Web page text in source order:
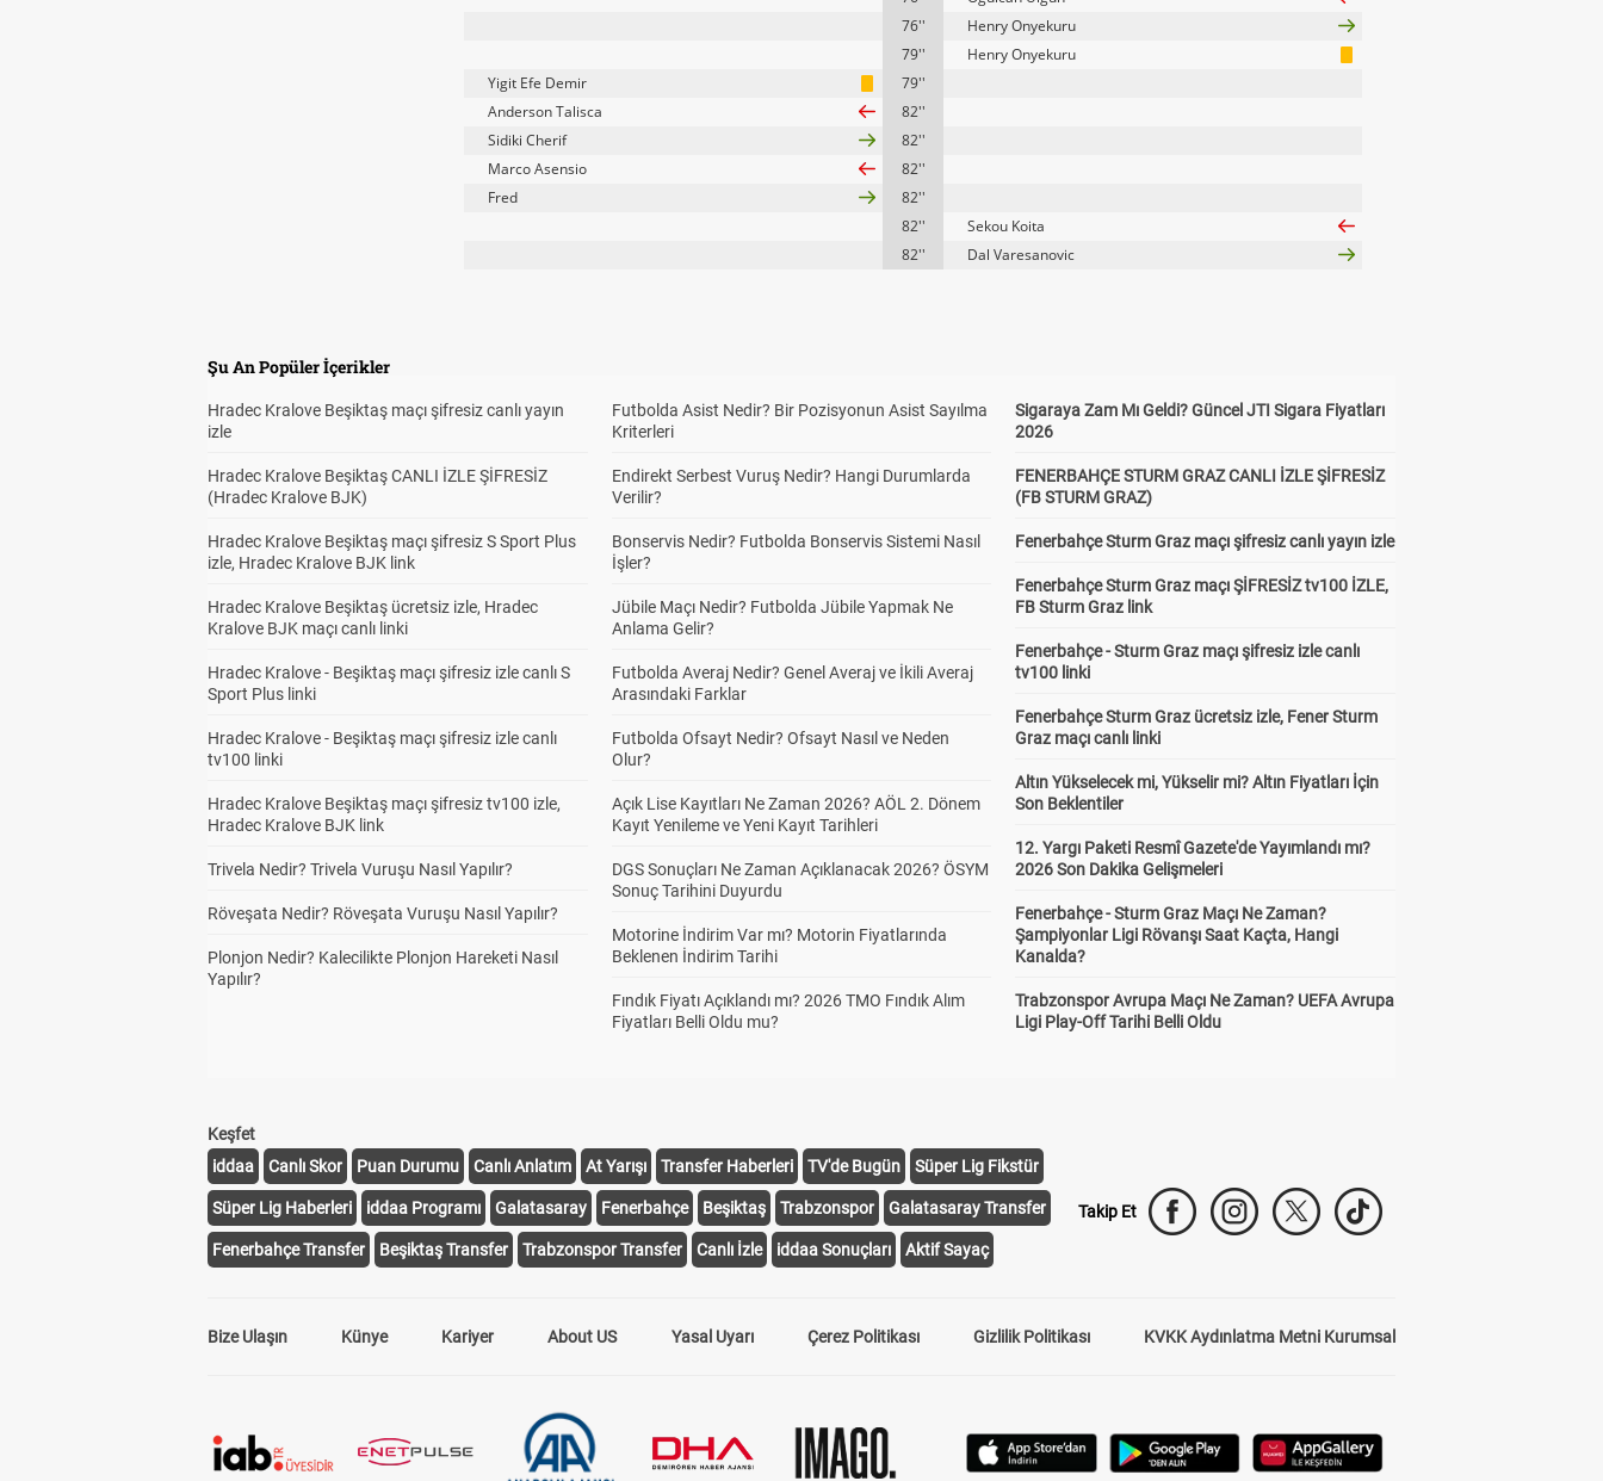
76''
Henry Onyekuru
79''
Henry Onyekuru
Yigit Efe Demir
79''
Anderson Talisca
82''
Sidiki Cherif
82''
Marco Asensio
82''
Fred
82''
82''
Sekou Koita
82''
Dal Varesanovic
Şu An Popüler İçerikler
Hradec Kralove Beşiktaş maçı şifresiz canlı yayın
izle
Hradec Kralove Beşiktaş CANLI İZLE ŞİFRESİZ
(Hradec Kralove BJK)
Hradec Kralove Beşiktaş maçı şifresiz S Sport Plus
izle, Hradec Kralove BJK link
Hradec Kralove Beşiktaş ücretsiz izle, Hradec
Kralove BJK maçı canlı linki
Hradec Kralove - Beşiktaş maçı şifresiz izle canlı S
Sport Plus linki
Hradec Kralove - Beşiktaş maçı şifresiz izle canlı
tv100 linki
Hradec Kralove Beşiktaş maçı şifresiz tv100 izle,
Hradec Kralove BJK link
Trivela Nedir? Trivela Vuruşu Nasıl Yapılır?
Röveşata Nedir? Röveşata Vuruşu Nasıl Yapılır?
Plonjon Nedir? Kalecilikte Plonjon Hareketi Nasıl
Yapılır?
Futbolda Asist Nedir? Bir Pozisyonun Asist Sayılma
Kriterleri
Endirekt Serbest Vuruş Nedir? Hangi Durumlarda
Verilir?
Bonservis Nedir? Futbolda Bonservis Sistemi Nasıl
İşler?
Jübile Maçı Nedir? Futbolda Jübile Yapmak Ne
Anlama Gelir?
Futbolda Averaj Nedir? Genel Averaj ve İkili Averaj
Arasındaki Farklar
Futbolda Ofsayt Nedir? Ofsayt Nasıl ve Neden
Olur?
Açık Lise Kayıtları Ne Zaman 2026? AÖL 2. Dönem
Kayıt Yenileme ve Yeni Kayıt Tarihleri
DGS Sonuçları Ne Zaman Açıklanacak 2026? ÖSYM
Sonuç Tarihini Duyurdu
Motorine İndirim Var mı? Motorin Fiyatlarında
Beklenen İndirim Tarihi
Fındık Fiyatı Açıklandı mı? 2026 TMO Fındık Alım
Fiyatları Belli Oldu mu?
Sigaraya Zam Mı Geldi? Güncel JTI Sigara Fiyatları
2026
FENERBAHÇE STURM GRAZ CANLI İZLE ŞİFRESİZ
(FB STURM GRAZ)
Fenerbahçe Sturm Graz maçı şifresiz canlı yayın izle
Fenerbahçe Sturm Graz maçı ŞİFRESİZ tv100 İZLE,
FB Sturm Graz link
Fenerbahçe - Sturm Graz maçı şifresiz izle canlı
tv100 linki
Fenerbahçe Sturm Graz ücretsiz izle, Fener Sturm
Graz maçı canlı linki
Altın Yükselecek mi, Yükselir mi? Altın Fiyatları İçin
Son Beklentiler
12. Yargı Paketi Resmî Gazete'de Yayımlandı mı?
2026 Son Dakika Gelişmeleri
Fenerbahçe - Sturm Graz Maçı Ne Zaman?
Şampiyonlar Ligi Rövanşı Saat Kaçta, Hangi
Kanalda?
Trabzonspor Avrupa Maçı Ne Zaman? UEFA Avrupa
Ligi Play-Off Tarihi Belli Oldu
Keşfet
iddaa
Canlı Skor Puan Durumu Canlı Anlatım At Yarışı Transfer Haberleri TV'de Bugün Süper Lig Fikstür
Süper Lig Haberleri iddaa Programı Galatasaray Fenerbahçe Beşiktaş Trabzonspor Galatasaray Transfer
Fenerbahçe Transfer Beşiktaş Transfer Trabzonspor Transfer Canlı İzle iddaa Sonuçları Aktif Sayaç
Takip Et
Bize Ulaşın Künye Kariyer About US Yasal Uyarı Çerez Politikası Gizlilik Politikası KVKK Aydınlatma Metni Kurumsal